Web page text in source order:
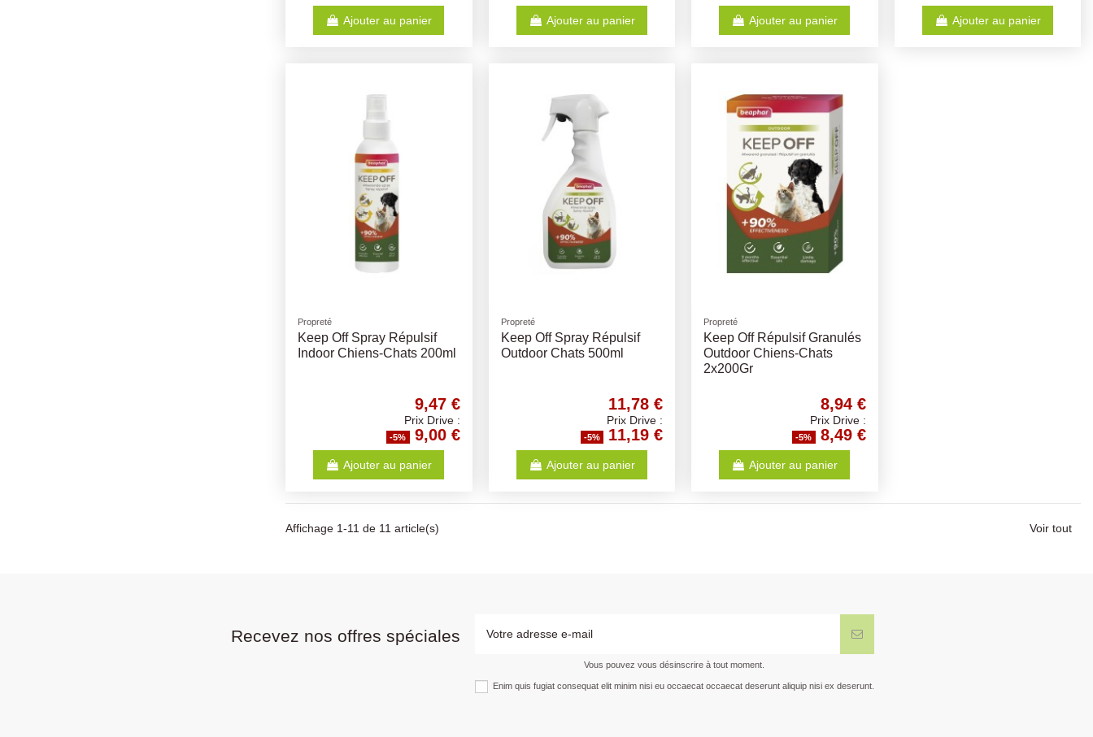
Ajouter au panier Ajouter au panier Ajouter au panier Ajouter au panier
Propreté
Keep Off Spray Répulsif
Indoor Chiens-Chats 200ml
9,47 €
Prix Drive :
-5% 9,00 €
Ajouter au panier
Propreté
Keep Off Spray Répulsif
Outdoor Chats 500ml
11,78 €
Prix Drive :
-5% 11,19 €
Ajouter au panier
Propreté
Keep Off Répulsif Granulés
Outdoor Chiens-Chats
2x200Gr
8,94 €
Prix Drive :
-5% 8,49 €
Ajouter au panier
Affichage 1-11 de 11 article(s) Voir tout
Recevez nos offres spéciales
Vous pouvez vous désinscrire à tout moment.
Enim quis fugiat consequat elit minim nisi eu occaecat occaecat deserunt aliquip nisi ex deserunt.